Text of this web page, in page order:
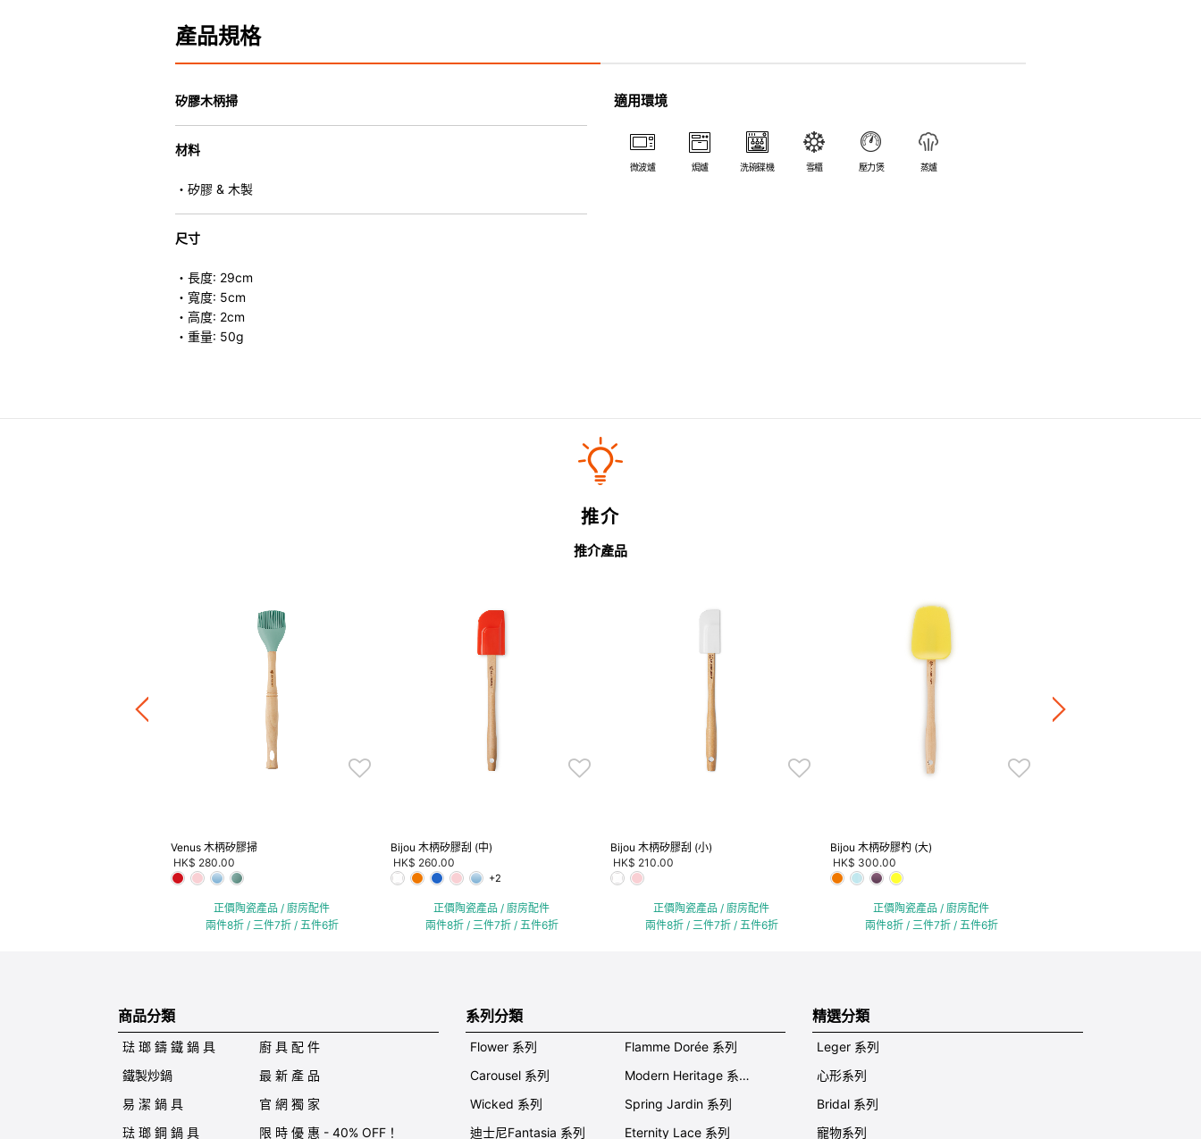
• 除矽膠鍋鏟的把手( 木製) 外，系列的其他產品均適用於洗碗碟機或乾碗碟
產品規格
矽膠木柄掃
材料
・矽膠 & 木製
尺寸
・長度: 29cm
・寬度: 5cm
・高度: 2cm
・重量: 50g
適用環境
微波爐 焗爐 洗碗碟機 雪櫃 壓力煲 蒸爐
推介
推介產品
Venus 木柄矽膠掃
HK$ 280.00
正價陶瓷產品 / 廚房配件
兩件8折 / 三件7折 / 五件6折
Bijou 木柄矽膠刮 (中)
HK$ 260.00
+2
正價陶瓷產品 / 廚房配件
兩件8折 / 三件7折 / 五件6折
Bijou 木柄矽膠刮 (小)
HK$ 210.00
正價陶瓷產品 / 廚房配件
兩件8折 / 三件7折 / 五件6折
Bijou 木柄矽膠杓 (大)
HK$ 300.00
正價陶瓷產品 / 廚房配件
兩件8折 / 三件7折 / 五件6折
商品分類
琺 瑯 鑄 鐵 鍋 具
鐵製炒鍋
易 潔 鍋 具
琺 瑯 鋼 鍋 具
廚 具 配 件
最 新 產 品
官 網 獨 家
限 時 優 惠 - 40% OFF！
系列分類
Flower 系列
Carousel 系列
Wicked 系列
迪士尼Fantasia 系列
Flamme Dorée 系列
Modern Heritage 系列
Spring Jardin 系列
Eternity Lace 系列
精選分類
Leger 系列
心形系列
Bridal 系列
寵物系列